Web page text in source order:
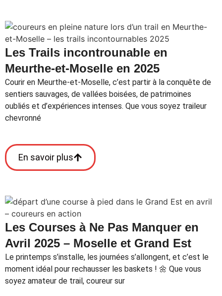
Les Trails incontrounable en
Meurthe-et-Moselle en 2025
Courir en Meurthe-et-Moselle, c’est partir à la conquête de
sentiers sauvages, de vallées boisées, de patrimoines
oubliés et d’expériences intenses. Que vous soyez traileur
chevronné
En savoir plus
Les Courses à Ne Pas Manquer en
Avril 2025 – Moselle et Grand Est
Le printemps s’installe, les journées s’allongent, et c’est le
moment idéal pour rechausser les baskets ! 🌼 Que vous
soyez amateur de trail, coureur sur